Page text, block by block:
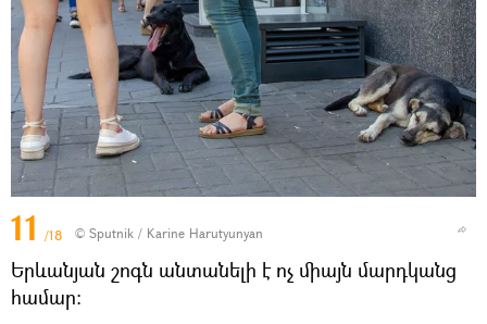
11 /18 © Sputnik / Karine Harutyunyan
Երևանյան շոգն անտանելի է ոչ միայն մարդկանց
համար։